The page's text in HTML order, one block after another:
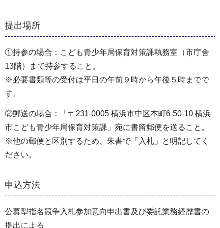
提出場所
①持参の場合：こども青少年局保育対策課執務室（市庁舎
13階）まで持参すること。
※必要書類等の受付は平日の午前９時から午後５時までで
す。
②郵送の場合：「〒231-0005 横浜市中区本町6-50-10 横浜
市こども青少年局保育対策課」宛に書留郵便を送ること。
※他の郵便と区別するため、朱書で「入札」と明記してく
ださい。
申込方法
公募型指名競争入札参加意向申出書及び委託業務経歴書の
提出による